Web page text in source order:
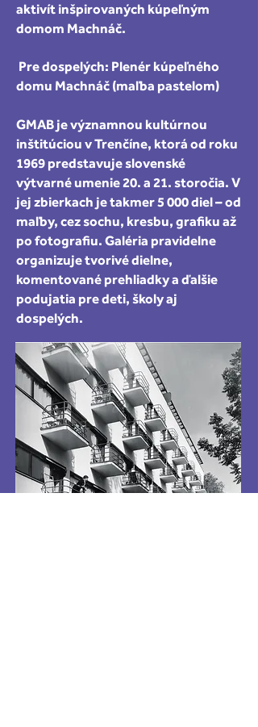
aktivít inšpirovaných kúpeľným
domom Machnáč.
Pre dospelých: Plenér kúpeľného
domu Machnáč (maľba pastelom)
GMAB je významnou kultúrnou
inštitúciou v Trenčíne, ktorá od roku
1969 predstavuje slovenské
výtvarné umenie 20. a 21. storočia. V
jej zbierkach je takmer 5 000 diel – od
maľby, cez sochu, kresbu, grafiku až
po fotografiu. Galéria pravidelne
organizuje tvorivé dielne,
komentované prehliadky a ďalšie
podujatia pre deti, školy aj
dospelých.